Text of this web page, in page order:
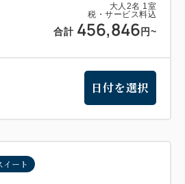
大人 2名 1 室
税・サービス料込
合計 456,846 円~
日付を選択
イート